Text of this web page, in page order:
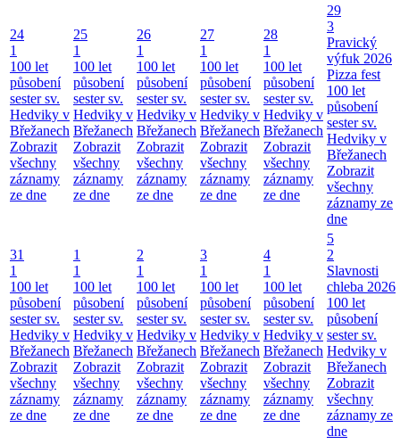
24
1
100 let
působení
sester sv.
Hedviky v
Břežanech
Zobrazit
všechny
záznamy
ze dne
25
1
100 let
působení
sester sv.
Hedviky v
Břežanech
Zobrazit
všechny
záznamy
ze dne
26
1
100 let
působení
sester sv.
Hedviky v
Břežanech
Zobrazit
všechny
záznamy
ze dne
27
1
100 let
působení
sester sv.
Hedviky v
Břežanech
Zobrazit
všechny
záznamy
ze dne
28
1
100 let
působení
sester sv.
Hedviky v
Břežanech
Zobrazit
všechny
záznamy
ze dne
29
3
Pravický
výfuk 2026
Pizza fest
100 let
působení
sester sv.
Hedviky v
Břežanech
Zobrazit
všechny
záznamy ze
dne
31
1
100 let
působení
sester sv.
Hedviky v
Břežanech
Zobrazit
všechny
záznamy
ze dne
1
1
100 let
působení
sester sv.
Hedviky v
Břežanech
Zobrazit
všechny
záznamy
ze dne
2
1
100 let
působení
sester sv.
Hedviky v
Břežanech
Zobrazit
všechny
záznamy
ze dne
3
1
100 let
působení
sester sv.
Hedviky v
Břežanech
Zobrazit
všechny
záznamy
ze dne
4
1
100 let
působení
sester sv.
Hedviky v
Břežanech
Zobrazit
všechny
záznamy
ze dne
5
2
Slavnosti
chleba 2026
100 let
působení
sester sv.
Hedviky v
Břežanech
Zobrazit
všechny
záznamy ze
dne